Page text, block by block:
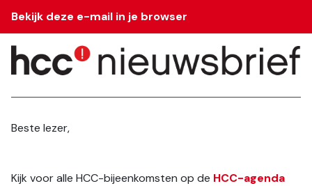
Bekijk deze e-mail in je browser
Beste lezer,
Kijk voor alle HCC-bijeenkomsten op de HCC-agenda